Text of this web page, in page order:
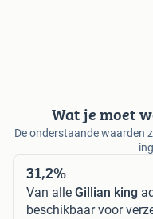
Wat je moet
De onderstaande waarden
31,2%
Van alle Gillian king
beschikbaar voor